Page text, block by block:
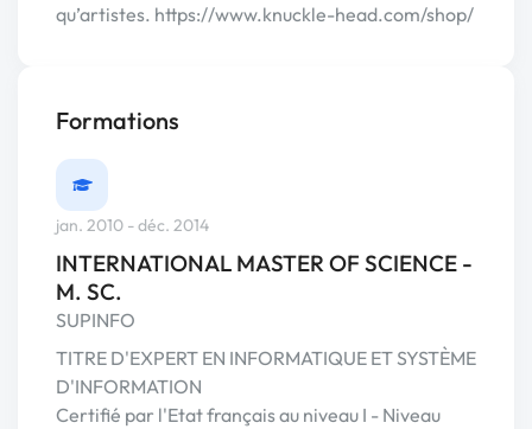
qu’artistes. https://www.knuckle-head.com/shop/
Formations
jan. 2010 - déc. 2014
INTERNATIONAL MASTER OF SCIENCE -
M. SC.
SUPINFO
TITRE D'EXPERT EN INFORMATIQUE ET SYSTÈME
D'INFORMATION
Certifié par l'Etat français au niveau I - Niveau